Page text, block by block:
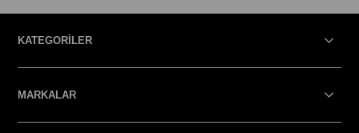
KATEGORİLER
MARKALAR